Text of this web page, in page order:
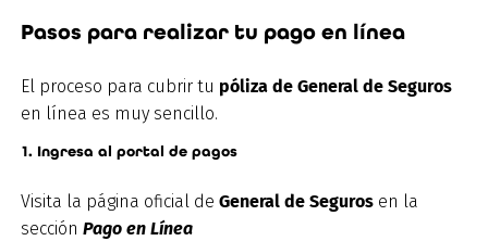
Pasos para realizar tu pago en línea
El proceso para cubrir tu póliza de General de Seguros
en línea es muy sencillo.
1. Ingresa al portal de pagos
Visita la página oficial de General de Seguros en la
sección Pago en Línea